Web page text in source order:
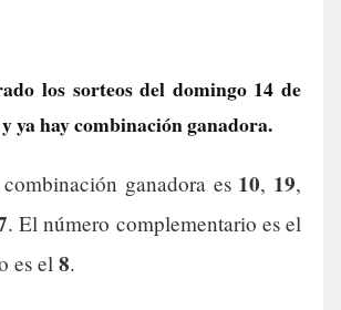
los sorteos del domingo 14 de
ya hay combinación ganadora.
ganadora es 10, 19,
. El número complementario es el
es el 8.